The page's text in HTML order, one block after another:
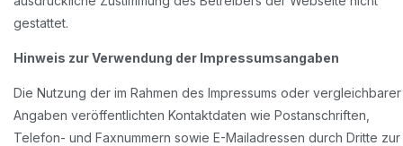
gestattet.
Hinweis zur Verwendung der Impressumsangaben
Die Nutzung der im Rahmen des Impressums oder vergleichbarer
Angaben veröffentlichten Kontaktdaten wie Postanschriften,
Telefon- und Faxnummern sowie E-Mailadressen durch Dritte zur